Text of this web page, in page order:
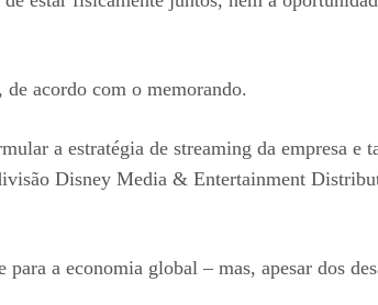
acordo com o memorando.
a estratégia de streaming da empresa e
Disney Media & Entertainment
para a economia global – mas, apesar dos